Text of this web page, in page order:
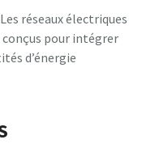
réseaux électriques
pour intégrer
d’énergie